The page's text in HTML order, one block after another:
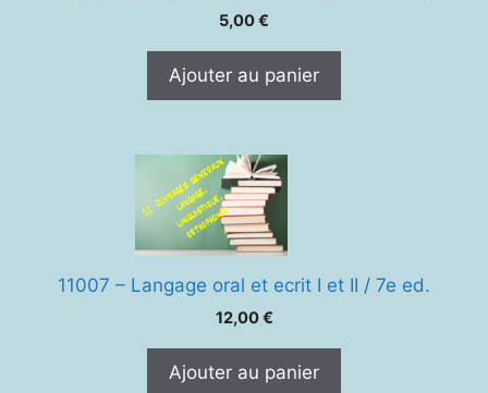
5,00€
Ajouter au panier
11007 – Langage oral et ecrit I et II / 7e ed.
12,00€
Ajouter au panier